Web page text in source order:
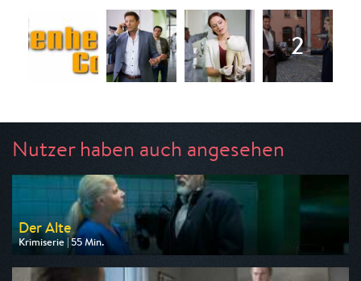
Nutzer haben auch angesehen
Der Alte
Krimiserie | 55 Min.
Ausgestrahlt von ZDF
am 09.08.2026, 18:00